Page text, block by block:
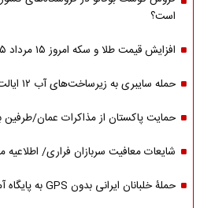
است؟
افزایش قیمت طلا و سکه امروز ۱۵ مرداد ۱۴۰۵ | طلا گرمی امروز چند؟
حمله سایبری به زیرساخت‌های آب ۱۲ ایالت آمریکا
حمایت پاکستان از مذاکرات عمان/طرفین به
شایعات معافیت سربازان فراری/ اطلاعیه
حملۀ خلبانان ایرانی بدون GPS به پایگاه آمریکا